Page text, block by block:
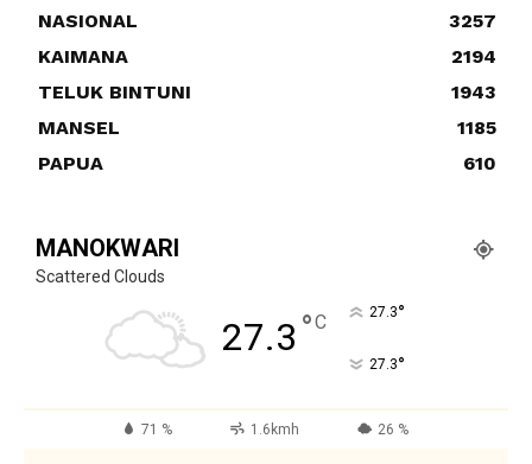
NASIONAL
3257
KAIMANA
2194
TELUK BINTUNI
1943
MANSEL
1185
PAPUA
610
MANOKWARI
Scattered Clouds
27.3 °C 27.3°
27.3°
71 % 1.6kmh 26 %